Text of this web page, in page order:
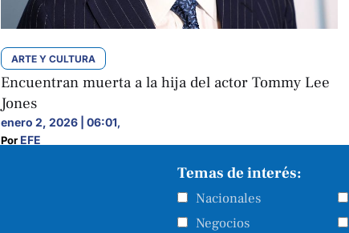
ARTE Y CULTURA
Encuentran muerta a la hija del actor Tommy Lee
Jones
enero 2, 2026 | 06:01,
Por EFE
Temas de interés:
Nacionales
Negocios